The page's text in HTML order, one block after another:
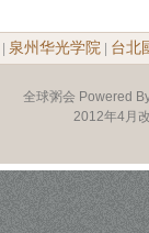
泉州华光学院 台北
全球粥会 Powered
2012年4月